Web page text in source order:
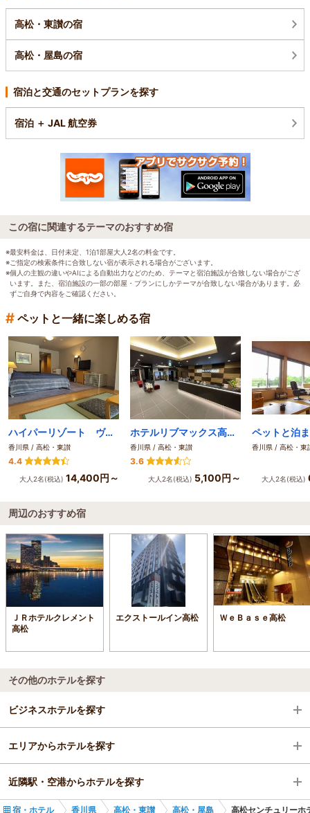
高松・東讃の宿
高松・屋島の宿
宿泊と交通のセットプランを探す
宿泊 ＋ JAL 航空券
この宿に関連するテーマのおすすめ宿
※最安料金は、日付未定、1泊1部屋大人2名の料金です。
※ご指定の検索条件に合致しない宿が表示される場合がございます。
※個人の主観の違いやAIによる自動出力などのため、テーマと宿泊施設が合致しない場合がござ
います。また、宿泊施設の一部の部屋・プランにしかテーマが合致しない場合があります。必
ずご自身で内容をご確認ください。
# ペットと一緒に楽しめる宿
ハイパーリゾート ヴィラ塩江
香川県 / 高松・東讃
4.4
大人2名(税込) 14,400円～
ホテルリブマックス高松駅前
香川県 / 高松・東讃
3.6
大人2名(税込) 5,100円～
香川県 / 高松・東
大人2名(税込)
周辺のおすすめ宿
ＪＲホテルクレメント
高松
エクストールイン高松 ＷｅＢａｓｅ高松
その他のホテルを探す
ビジネスホテルを探す
香川県
高松・東讃
エリアからホテルを探す
香川県
近隣駅・空港からホテルを探す
宿・ホテル 香川県 高松・東讃 高松・屋島 高松センチュリーホ